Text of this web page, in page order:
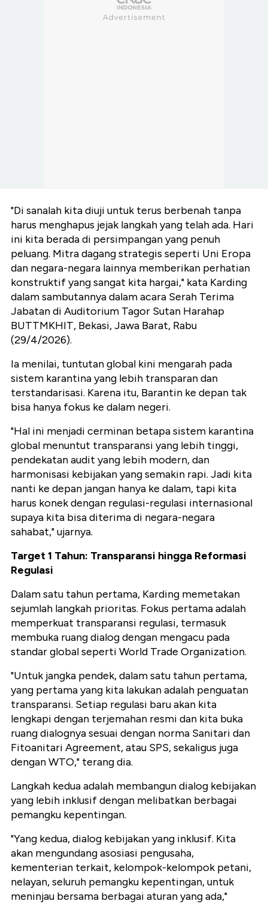
"Di sanalah kita diuji untuk terus berbenah tanpa
harus menghapus jejak langkah yang telah ada. Hari
ini kita berada di persimpangan yang penuh
peluang. Mitra dagang strategis seperti Uni Eropa
dan negara-negara lainnya memberikan perhatian
konstruktif yang sangat kita hargai," kata Karding
dalam sambutannya dalam acara Serah Terima
Jabatan di Auditorium Tagor Sutan Harahap
BUTTMKHIT, Bekasi, Jawa Barat, Rabu
(29/4/2026).
Ia menilai, tuntutan global kini mengarah pada
sistem karantina yang lebih transparan dan
terstandarisasi. Karena itu, Barantin ke depan tak
bisa hanya fokus ke dalam negeri.
"Hal ini menjadi cerminan betapa sistem karantina
global menuntut transparansi yang lebih tinggi,
pendekatan audit yang lebih modern, dan
harmonisasi kebijakan yang semakin rapi. Jadi kita
nanti ke depan jangan hanya ke dalam, tapi kita
harus konek dengan regulasi-regulasi internasional
supaya kita bisa diterima di negara-negara
sahabat," ujarnya.
Target 1 Tahun: Transparansi hingga Reformasi
Regulasi
Dalam satu tahun pertama, Karding memetakan
sejumlah langkah prioritas. Fokus pertama adalah
memperkuat transparansi regulasi, termasuk
membuka ruang dialog dengan mengacu pada
standar global seperti World Trade Organization.
"Untuk jangka pendek, dalam satu tahun pertama,
yang pertama yang kita lakukan adalah penguatan
transparansi. Setiap regulasi baru akan kita
lengkapi dengan terjemahan resmi dan kita buka
ruang dialognya sesuai dengan norma Sanitari dan
Fitoanitari Agreement, atau SPS, sekaligus juga
dengan WTO," terang dia.
Langkah kedua adalah membangun dialog kebijakan
yang lebih inklusif dengan melibatkan berbagai
pemangku kepentingan.
"Yang kedua, dialog kebijakan yang inklusif. Kita
akan mengundang asosiasi pengusaha,
kementerian terkait, kelompok-kelompok petani,
nelayan, seluruh pemangku kepentingan, untuk
meninjau bersama berbagai aturan yang ada,"